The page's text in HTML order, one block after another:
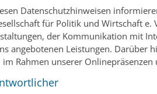
Datenschutzhinweisen
für Politik und Wirtschaft
der Kommunikation mit
angebotenen Leistungen. Darüber
im Rahmen unserer